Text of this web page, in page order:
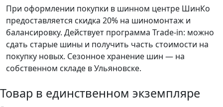
При оформлении покупки в шинном центре ШинКо
предоставляется скидка 20% на шиномонтаж и
балансировку. Действует программа Trade-in: можно
сдать старые шины и получить часть стоимости на
покупку новых. Сезонное хранение шин — на
собственном складе в Ульяновске.
Товар в единственном экземпляре